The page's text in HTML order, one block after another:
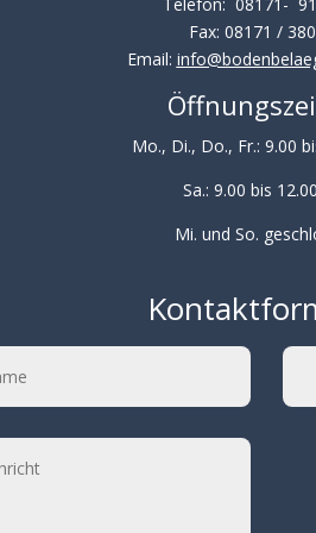
Fax: 08171 /
Email:
Mo., Di., Do., Fr.: 9.00
Sa.: 9.00 bis
Mi. und So.